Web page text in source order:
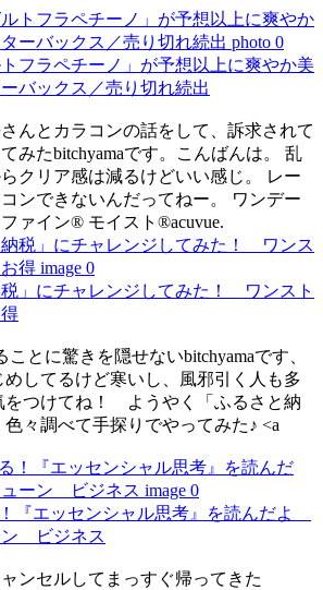
フラペチーノ」が予想以上に爽やか美
バックス／売り切れ続出
んとカラコンの話をして、訴求されて
みたbitchyamaです。こんばんは。 乱
クリア感は減るけどいい感じ。 レー
ンできないんだってねー。 ワンデー
ァイン® モイスト®acuvue.
」にチャレンジしてみた！ ワンスト
とに驚きを隠せないbitchyamaです、
めしてるけど寒いし、風邪引く人も多
をつけてね！ ようやく「ふるさと納
々調べて手探りでやってみた♪ <a
『エッセンシャル思考』を読んだよ
ン ビジネス
ンセルしてまっすぐ帰ってきた